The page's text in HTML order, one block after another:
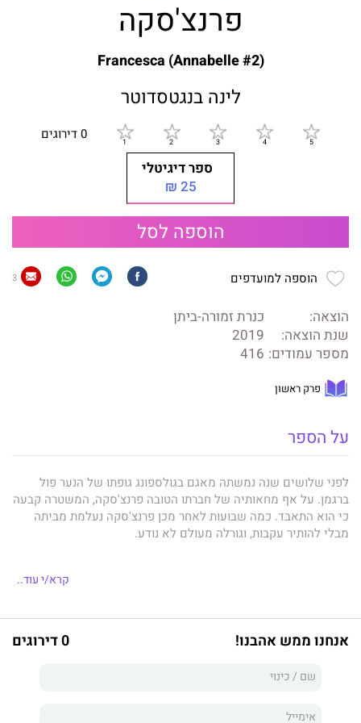
פרנצ'סקה
Francesca (Annabelle #2)
לינה בנגטסדוטר
0 דירוגים
ספר דיגיטלי
25 ₪
הוספה לסל
הוספה למועדפים 3
הוצאה:
כנרת זמורה-ביתן
שנת הוצאה:
2019
מספר עמודים: 416
פרק ראשון
על הספר
לפני שלושים שנה נמשתה מאגם בגולספונג גופתו של הנער פול
ברגמן. על אף מחאותיה של חברתו הטובה פרנצ'סקה, המשטרה קבעה
כי הוא התאבד. כמה שבועות לאחר מכן פרנצ'סקה נעלמת מביתה
מבלי להותיר עקבות, וגורלה מעולם לא נודע.
השוטרת צ'ארלי לאנגר חוזרת שוב לעיירה שבה נולדה, רדופת זיכרונות
משוכנעת שהחקירה טויחה בזמנו ונחושה בדעתה לחשוף את מה
אך העניין שהיא מגלה בהיעלמותה של פרנצ'סקה חושף בריתות של
קרא/י עוד..
אנחנו ממש אהבנו! 0 דירוגים